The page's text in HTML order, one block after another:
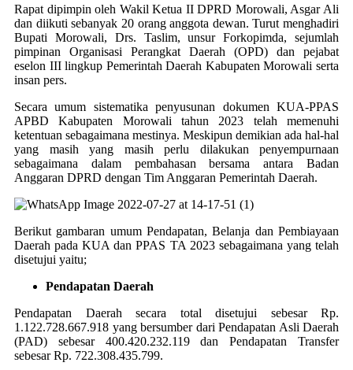
Rapat dipimpin oleh Wakil Ketua II DPRD Morowali, Asgar Ali
dan diikuti sebanyak 20 orang anggota dewan. Turut menghadiri
Bupati Morowali, Drs. Taslim, unsur Forkopimda, sejumlah
pimpinan Organisasi Perangkat Daerah (OPD) dan pejabat
eselon III lingkup Pemerintah Daerah Kabupaten Morowali serta
insan pers.
Secara umum sistematika penyusunan dokumen KUA-PPAS
APBD Kabupaten Morowali tahun 2023 telah memenuhi
ketentuan sebagaimana mestinya. Meskipun demikian ada hal-hal
yang masih yang masih perlu dilakukan penyempurnaan
sebagaimana dalam pembahasan bersama antara Badan
Anggaran DPRD dengan Tim Anggaran Pemerintah Daerah.
Berikut gambaran umum Pendapatan, Belanja dan Pembiayaan
Daerah pada KUA dan PPAS TA 2023 sebagaimana yang telah
disetujui yaitu;
Pendapatan Daerah
Pendapatan Daerah secara total disetujui sebesar Rp.
1.122.728.667.918 yang bersumber dari Pendapatan Asli Daerah
(PAD) sebesar 400.420.232.119 dan Pendapatan Transfer
sebesar Rp. 722.308.435.799.